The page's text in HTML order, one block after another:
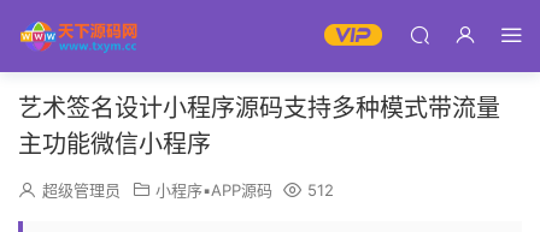
艺术签名设计小程序源码支持多种模式带流量
主功能微信小程序
超级管理员 小程序▪APP源码 512